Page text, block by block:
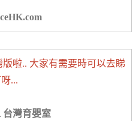
啦.. 大家有需要時可以去睇
...
台灣育嬰室